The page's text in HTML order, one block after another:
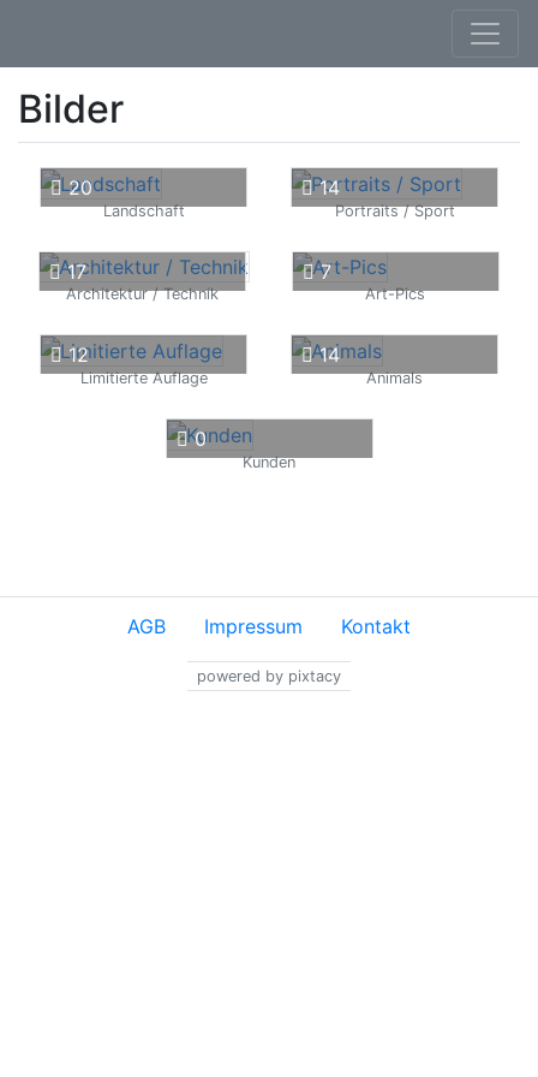
Bilder
20
Landschaft
14
Portraits / Sport
17
Architektur / Technik
7
Art-Pics
12
Limitierte Auflage
14
Animals
0
Kunden
AGB Impressum Kontakt
powered by pixtacy